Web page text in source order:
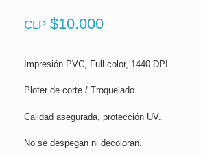
CLP $10.000
Impresión PVC, Full color, 1440 DPI.
Ploter de corte / Troquelado.
Calidad asegurada, protección UV.
No se despegan ni decoloran.